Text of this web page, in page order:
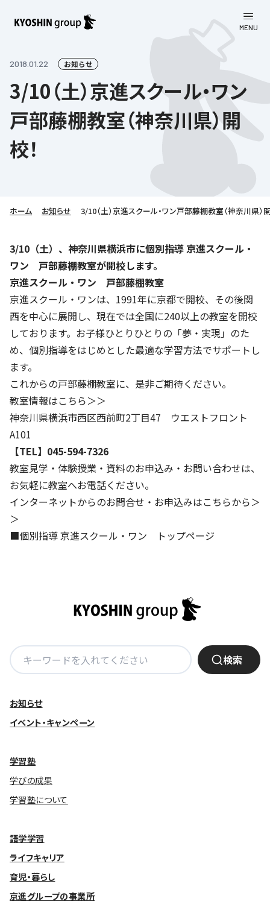
MENU
会社案内
会社案内
企業理念
Company’s Profile
沿革
社歌
本社所在地
京進グループが目指す姿
子会社および関係会社
フランチャイズ事業
ソーシャルメディア公式アカウント
事業一覧
学習塾
学習塾について
ライフキャリア
育児・暮らし
京進グループの事業所
京進グループについて
お客さま満足度向上の取り組み
人材育成の取り組み
CSRレポート
社会貢献活動
ミャンマーへの支援活動
オリジナルバッグプロジェクト
清華・京進発展フォーラム
立木奨学金
価値創造の取り組み
DX（デジタル変革）
DXビジョン・DX戦略
卓越した安全・安心を目指して
安全・安心にお通いいただくために
お客様相談センター
株主・投資家向け情報
株主・株式関連情報
株主・投資家の皆さまへ
ビジョン／経営方針
連結業績・財務
IRライブラリー
IRカレンダー
ディスクロージャーポリシー
よくあるご質問
免責事項
IRお問合せ
採用情報
採用情報
京進リクルートInstagram
新卒採用情報
新卒採用デジタルパンフレット
中途採用
講師（アルバイト）募集
保育事業 採用
日本語教育事業 採用
介護事業 採用
お問い合わせ
利用規約
個人情報保護方針
特別警報発令時の授業について
Copyright © KYOSHIN Co., Ltd. All rights reserved.
2018.01.22 お知らせ
3/10（土）京進スクール・ワン
戸部藤棚教室（神奈川県）開
校！
ホーム お知らせ 3/10（土）京進スクール・ワン戸部藤棚教室（神奈川県）
3/10（土）、神奈川県横浜市に個別指導 京進スクール・
ワン 戸部藤棚教室が開校します。
京進スクール・ワン 戸部藤棚教室
京進スクール・ワンは、1991年に京都で開校、その後関
西を中心に展開し、現在では全国に240以上の教室を開校
しております。お子様ひとりひとりの「夢・実現」のた
め、個別指導をはじめとした最適な学習方法でサポートし
ます。
これからの戸部藤棚教室に、是非ご期待ください。
教室情報はこちら＞＞
神奈川県横浜市西区西前町2丁目47 ウエストフロント
A101
【TEL】045-594-7326
教室見学・体験授業・資料のお申込み・お問い合わせは、
お気軽に教室へお電話ください。
インターネットからのお問合せ・お申込みはこちらから＞
＞
■個別指導 京進スクール・ワン トップページ
検
索:
検索
お知らせ
イベント・キャンペーン
学習塾
学びの成果
学習塾について
語学学習
ライフキャリア
育児・暮らし
京進グループの事業所